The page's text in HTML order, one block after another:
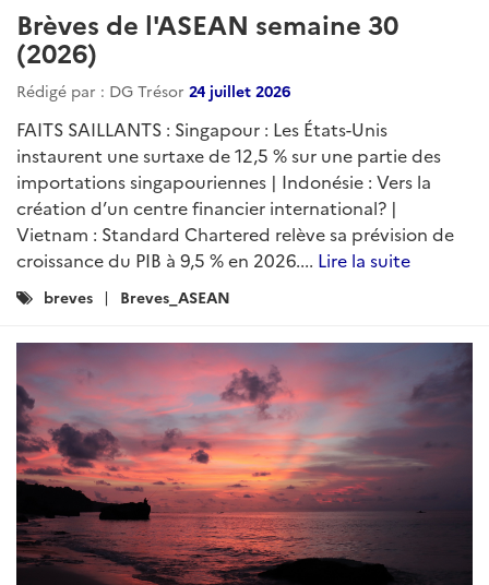
Brèves de l'ASEAN semaine 30
(2026)
Rédigé par : DG Trésor 24 juillet 2026
FAITS SAILLANTS : Singapour : Les États-Unis
instaurent une surtaxe de 12,5 % sur une partie des
importations singapouriennes | Indonésie : Vers la
création d’un centre financier international? |
Vietnam : Standard Chartered relève sa prévision de
croissance du PIB à 9,5 % en 2026.... Lire la suite
Catégories
breves Breves_ASEAN